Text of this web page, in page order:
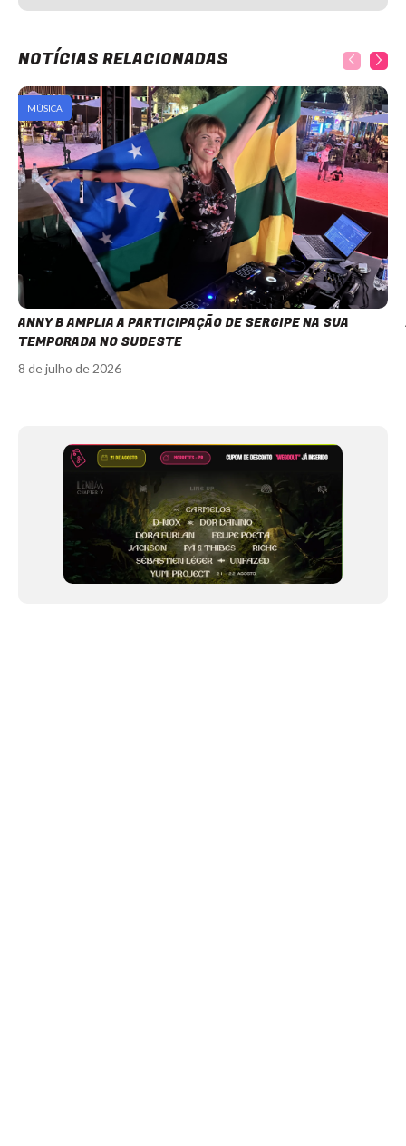
NOTÍCIAS RELACIONADAS
MÚSICA
ANNY B AMPLIA A PARTICIPAÇÃO DE SERGIPE NA SUA
TEMPORADA NO SUDESTE
8 de julho de 2026